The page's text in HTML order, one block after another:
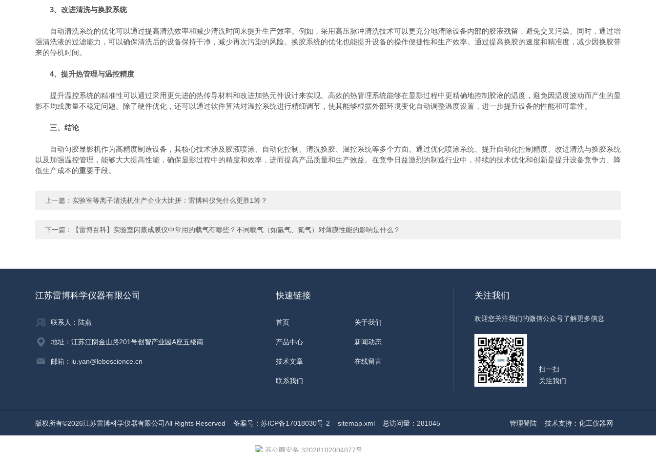
3、改进清洗与换胶系统
自动清洗系统的优化可以通过提高清洗效率和减少清洗时间来提升生产效率。例如，采用高压脉冲清洗技术可以更充分地清除设备内部的胶液残留，避免交叉污染。同时，通过增
强清洗液的过滤能力，可以确保清洗后的设备保持干净，减少再次污染的风险。换胶系统的优化也能提升设备的操作便捷性和生产效率。通过提高换胶的速度和精准度，减少因换胶带
来的停机时间。
4、提升热管理与温控精度
提升温控系统的精准性可以通过采用更先进的热传导材料和改进加热元件设计来实现。高效的热管理系统能够在显影过程中更精确地控制胶液的温度，避免因温度波动而产生的显
影不均或质量不稳定问题。除了硬件优化，还可以通过软件算法对温控系统进行精细调节，使其能够根据外部环境变化自动调整温度设置，进一步提升设备的性能和可靠性。
三、结论
自动匀胶显影机作为高精度制造设备，其核心技术涉及胶液喷涂、自动化控制、清洗换胶、温控系统等多个方面。通过优化喷涂系统、提升自动化控制精度、改进清洗与换胶系统
以及加强温控管理，能够大大提高性能，确保显影过程中的精度和效率，进而提高产品质量和生产效益。在竞争日益激烈的制造行业中，持续的技术优化和创新是提升设备竞争力、降
低生产成本的重要手段。
上一篇： 实验室等离子清洗机生产企业大比拼：雷博科仪凭什么更胜1筹？
下一篇： 【雷博百科】实验室闪蒸成膜仪中常用的载气有哪些？不同载气（如氩气、氮气）对薄膜性能的影响是什么？
江苏雷博科学仪器有限公司
联系人：陆燕
地址：江苏江阴金山路201号创智产业园A座五楼南
邮箱：lu.yan@leboscience.cn
快速链接
首页 关于我们
产品中心 新闻动态
技术文章 在线留言
联系我们
关注我们
欢迎您关注我们的微信公众号了解更多信息
扫一扫
关注我们
版权所有©2026江苏雷博科学仪器有限公司All Rights Reserved 备案号：苏ICP备17018030号-2 sitemap.xml 总访问量：281045 管理登陆 技术支持： 化工仪器网
苏公网安备 32028102004077号